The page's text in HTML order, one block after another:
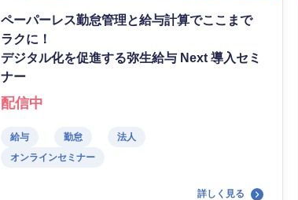
ペーパーレス勤怠管理と給与計算でここまで
ラクに！
デジタル化を促進する弥生給与 Next 導入セミ
ナー
配信中
給与 勤怠
法人
オンラインセミナー
詳しく見る